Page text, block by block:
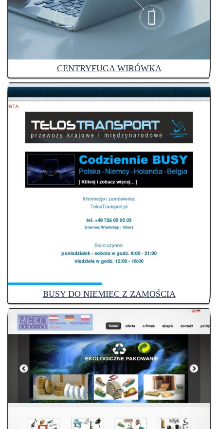
CENTRYFUGA WIRÓWKA
BUSY DO NIEMIEC Z ZAMOŚCIA